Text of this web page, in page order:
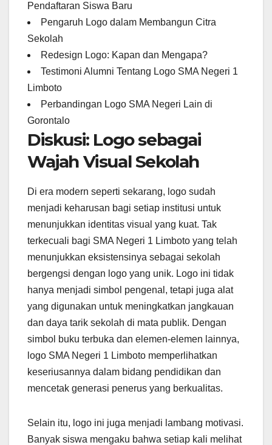
Pendaftaran Siswa Baru
Pengaruh Logo dalam Membangun Citra
Sekolah
Redesign Logo: Kapan dan Mengapa?
Testimoni Alumni Tentang Logo SMA Negeri 1
Limboto
Perbandingan Logo SMA Negeri Lain di
Gorontalo
Diskusi: Logo sebagai
Wajah Visual Sekolah
Di era modern seperti sekarang, logo sudah
menjadi keharusan bagi setiap institusi untuk
menunjukkan identitas visual yang kuat. Tak
terkecuali bagi SMA Negeri 1 Limboto yang telah
menunjukkan eksistensinya sebagai sekolah
bergengsi dengan logo yang unik. Logo ini tidak
hanya menjadi simbol pengenal, tetapi juga alat
yang digunakan untuk meningkatkan jangkauan
dan daya tarik sekolah di mata publik. Dengan
simbol buku terbuka dan elemen-elemen lainnya,
logo SMA Negeri 1 Limboto memperlihatkan
keseriusannya dalam bidang pendidikan dan
mencetak generasi penerus yang berkualitas.
Selain itu, logo ini juga menjadi lambang motivasi.
Banyak siswa mengaku bahwa setiap kali melihat